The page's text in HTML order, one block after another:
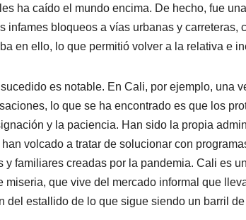
ha caído el mundo encima. De hecho, fue
infames bloqueos a vías urbanas y
en ello, lo que permitió volver a la relativa e
sucedido es notable. En Cali, por ejemplo, una
lo que se ha encontrado es que los
y la paciencia. Han sido la propia
han volcado a tratar de solucionar con
y familiares creadas por la pandemia. Cali es
miseria, que vive del mercado informal que
del estallido de lo que sigue siendo un barril